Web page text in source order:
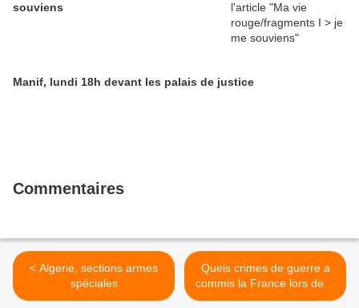
souviens
Manif, lundi 18h devant les palais de justice
Commentaires
< Algerie, sections armes
spéciales
Quels crimes de guerre a
commis la France lors de la
conquête de l'Algérie ? >